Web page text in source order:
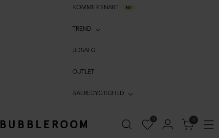
KOMMER SNART NY
TREND
UDSALG
OUTLET
BAEREDYGTIGHED
0 0